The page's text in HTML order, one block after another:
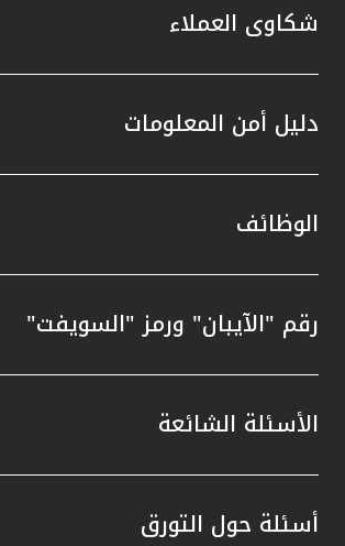
شكاوى العملاء
دليل أمن المعلومات
الوظائف
رقم "الآيبان" ورمز "السويفت"
الأسئلة الشائعة
أسئلة حول التورق